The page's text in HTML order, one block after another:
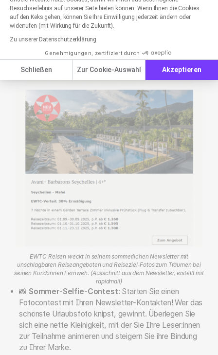
Besuchserlebnis auf unserer Seite bieten können. Wenn Ihnen die Cookies
auf den Keks gehen, können Sie Ihre Einwilligung jederzeit ändern oder
widerrufen (mit Wirkung für die Zukunft).
Zu unserer Datenschutzerklärung
Genehmigungen, zertifiziert durch
Schließen Zur Cookie-Auswahl Akzeptieren
EWTC Reisen weckt in seinem sommerlichen Newsletter mit
unschlagbaren Reiseangeboten und Reiseziel-Fotos zum Träumen bei
seinen Kund:innen Fernweh. (Ausschnitt aus dem Newsletter, erstellt mit
rapidmail)
📸 Sommer-Selfie-Contest: Starten Sie einen
Fotocontest mit Ihren Newsletter-Kontakten! Wer das
schönste Urlaubsfoto knipst, gewinnt. Überlegen Sie
sich eine nette Kleinigkeit, mit der Sie Ihre Leser:innen
zur Teilnahme animieren und steigern Sie ihre Bindung
zu Ihrer Marke.